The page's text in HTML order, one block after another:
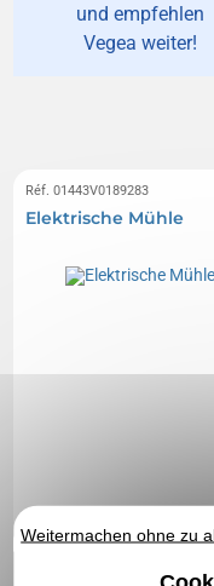
und empfehlen
Vegea weiter!
Réf. 01443V0189283
Elektrische Mühle
Weitermachen ohne zu